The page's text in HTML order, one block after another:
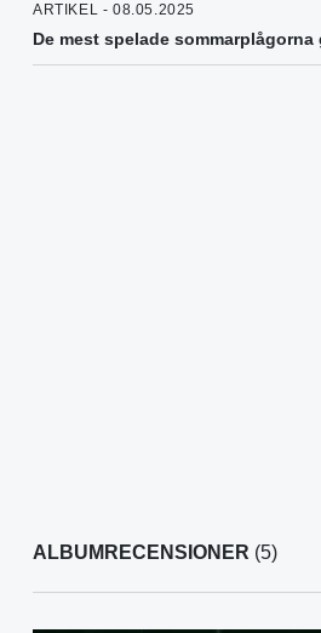
ARTIKEL - 08.05.2025
De mest spelade sommarplågorna
ALBUMRECENSIONER (5)